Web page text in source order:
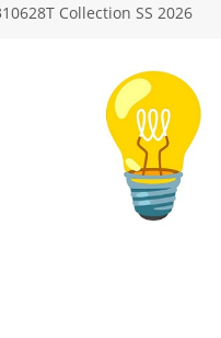
Collection SS 2026